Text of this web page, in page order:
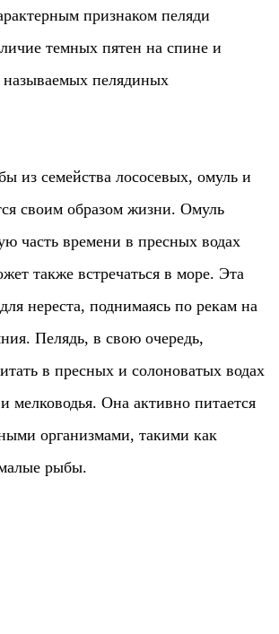
признаком пеляди
темных пятен на спине и
называемых пелядиных
из семейства лососевых, омуль и
своим образом жизни. Омуль
часть времени в пресных водах
также встречаться в море. Эта
нереста, поднимаясь по рекам на
Пелядь, в свою очередь,
в пресных и солоноватых водах
мелководья. Она активно питается
организмами, такими как
рыбы.